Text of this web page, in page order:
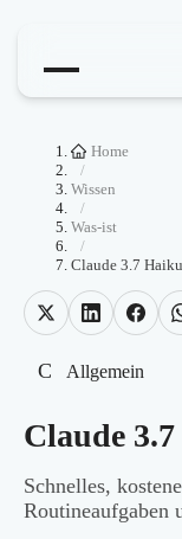
Home
/
Wissen
/
Was-ist
/
Claude 3.7 Haiku
C Allgemein
Claude
Schnelles,
Routineaufgaben